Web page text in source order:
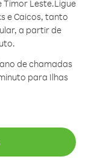
Timor Leste.Ligue
e Caicos, tanto
a partir de
de chamadas
para Ilhas